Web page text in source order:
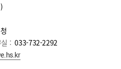
: 033-732-2292